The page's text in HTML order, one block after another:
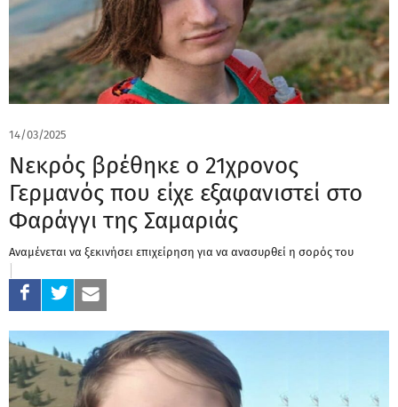
14/03/2025
Νεκρός βρέθηκε ο 21χρονος
Γερμανός που είχε εξαφανιστεί στο
Φαράγγι της Σαμαριάς
Αναμένεται να ξεκινήσει επιχείρηση για να ανασυρθεί η σορός του